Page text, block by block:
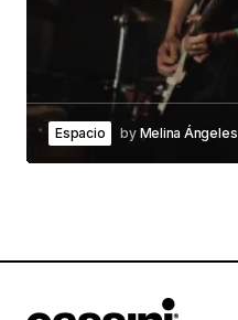
Espacio by Melina Ángeles